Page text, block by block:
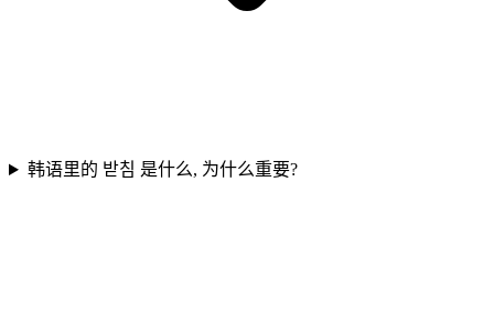
韩语里的 받침 是什么, 为什么重要?